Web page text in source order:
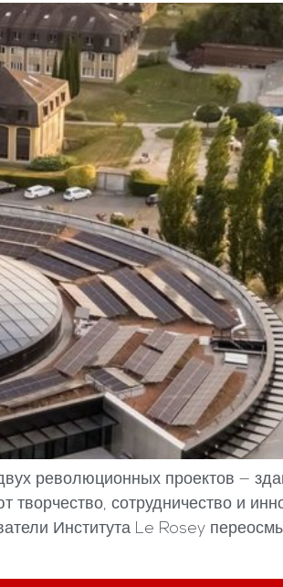
революционных проектов —
творчество, сотрудничество и
Института Le Rosey